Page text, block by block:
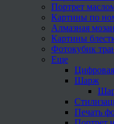
Портрет
Картины по
Алмазная
Картины
Фотокубик
Еще
Шарж
Печать